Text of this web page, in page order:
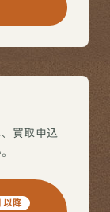
買取申込
以降